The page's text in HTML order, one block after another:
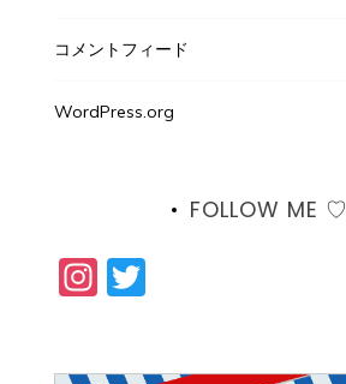
コメントフィード
WordPress.org
FOLLOW ME ♡
Instagram
Twitter